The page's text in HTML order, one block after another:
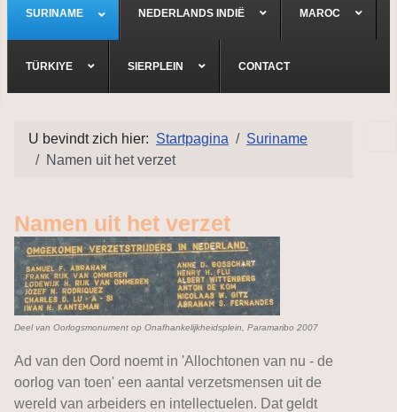
SURINAME NEDERLANDS INDIË MAROC
TÜRKIYE SIERPLEIN CONTACT
U bevindt zich hier: Startpagina
Suriname
Namen uit het verzet
Namen uit het verzet
Deel van Oorlogsmonument op Onafhankelijkheidsplein, Paramaribo 2007
Ad van den Oord noemt in 'Allochtonen van nu - de
oorlog van toen' een aantal verzetsmensen uit de
wereld van arbeiders en intellectuelen. Dat geldt